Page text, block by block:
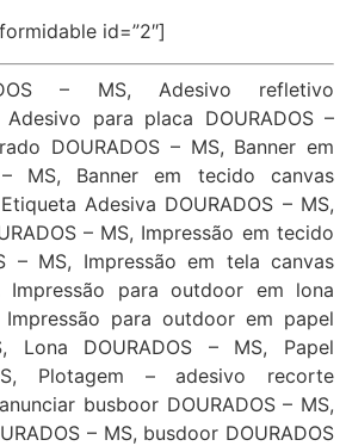
id=”2″]
– MS, Adesivo refletivo
Adesivo para placa DOURADOS –
DOURADOS – MS, Banner em
– MS, Banner em tecido canvas
Adesiva DOURADOS – MS,
– MS, Impressão em tecido
– MS, Impressão em tela canvas
Impressão para outdoor em lona
Impressão para outdoor em papel
Lona DOURADOS – MS, Papel
Plotagem – adesivo recorte
busboor DOURADOS – MS,
– MS, busdoor DOURADOS